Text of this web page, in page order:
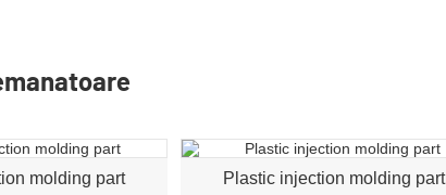
molding part Plastic injection molding part